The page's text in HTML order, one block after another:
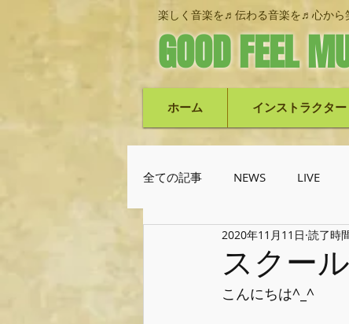
楽しく音楽を♬伝わる音楽を♬心から
GOOD FEEL
ホーム インストラクター
全ての記事 NEWS LIVE
池上栄次郎(ベース) 機材紹
スクー
2020年11月11日 読了時
こんにちは^_^